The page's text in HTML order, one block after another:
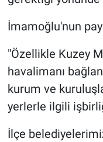
İmamoğlu'nun
"Özellikle Kuzey
havalimanı
kurum ve
yerlerle ilgili
İlçe